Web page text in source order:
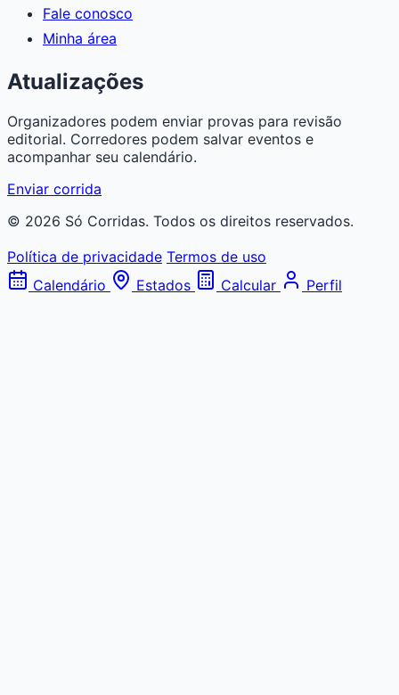
Fale conosco
Minha área
Atualizações
Organizadores podem enviar provas para revisão
editorial. Corredores podem salvar eventos e
acompanhar seu calendário.
Enviar corrida
© 2026 Só Corridas. Todos os direitos reservados.
Política de privacidade Termos de uso
Calendário
Estados Calcular Perfil